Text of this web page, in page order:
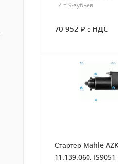
Z = 9-зубьев
70 952 с НДС
Стартер Mahle
11.139.060, IS9051